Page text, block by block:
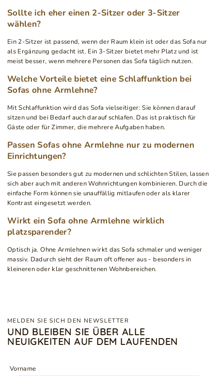
Sollte ich eher einen 2-Sitzer oder 3-Sitzer
wählen?
Ein 2-Sitzer ist passend, wenn der Raum klein ist oder das Sofa nur
als Ergänzung gedacht ist. Ein 3-Sitzer bietet mehr Platz und ist
meist besser, wenn mehrere Personen das Sofa täglich nutzen.
Welche Vorteile bietet eine Schlaffunktion bei
Sofas ohne Armlehne?
Mit Schlaffunktion wird das Sofa vielseitiger: Sie können darauf
sitzen und bei Bedarf auch darauf schlafen. Das ist praktisch für
Gäste oder für Zimmer, die mehrere Aufgaben haben.
Passen Sofas ohne Armlehne nur zu modernen
Einrichtungen?
Sie passen besonders gut zu modernen und schlichten Stilen, lassen
sich aber auch mit anderen Wohnrichtungen kombinieren. Durch die
einfache Form können sie unauffällig mitlaufen oder als klarer
Kontrast eingesetzt werden.
Wirkt ein Sofa ohne Armlehne wirklich
platzsparender?
Optisch ja. Ohne Armlehnen wirkt das Sofa schmaler und weniger
massiv. Dadurch sieht der Raum oft offener aus - besonders in
kleineren oder klar geschnittenen Wohnbereichen.
MELDEN SIE SICH DEN NEWSLETTER
UND BLEIBEN SIE ÜBER ALLE
NEUIGKEITEN AUF DEM LAUFENDEN
Vorname